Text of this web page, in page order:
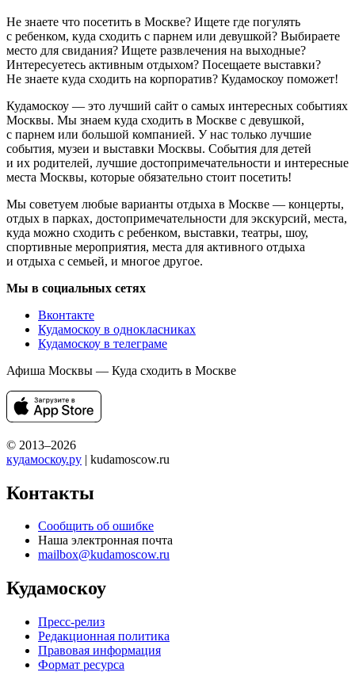
Не знаете что посетить в Москве? Ищете где погулять
с ребенком, куда сходить с парнем или девушкой? Выбираете
место для свидания? Ищете развлечения на выходные?
Интересуетесь активным отдыхом? Посещаете выставки?
Не знаете куда сходить на корпоратив? Кудамоскоу поможет!
Кудамоскоу — это лучший сайт о самых интересных событиях
Москвы. Мы знаем куда сходить в Москве с девушкой,
с парнем или большой компанией. У нас только лучшие
события, музеи и выставки Москвы. События для детей
и их родителей, лучшие достопримечательности и интересные
места Москвы, которые обязательно стоит посетить!
Мы советуем любые варианты отдыха в Москве — концерты,
отдых в парках, достопримечательности для экскурсий, места,
куда можно сходить с ребенком, выставки, театры, шоу,
спортивные мероприятия, места для активного отдыха
и отдыха с семьей, и многое другое.
Мы в социальных сетях
Вконтакте
Кудамоскоу в однокласниках
Кудамоскоу в телеграме
Афиша Москвы — Куда сходить в Москве
© 2013–2026
кудамоскоу.ру | kudamoscow.ru
Контакты
Сообщить об ошибке
Наша электронная почта
mailbox@kudamoscow.ru
Кудамоскоу
Пресс-релиз
Редакционная политика
Правовая информация
Формат ресурса